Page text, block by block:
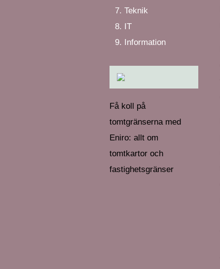
Teknik
IT
Information
Få koll på
tomtgränserna med
Eniro: allt om
tomtkartor och
fastighetsgränser